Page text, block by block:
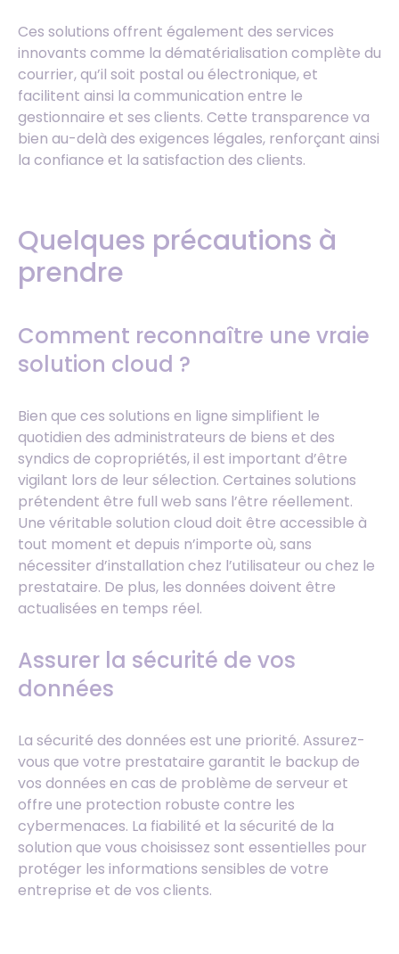
Ces solutions offrent également des services
innovants comme la dématérialisation complète du
courrier, qu’il soit postal ou électronique, et
facilitent ainsi la communication entre le
gestionnaire et ses clients. Cette transparence va
bien au-delà des exigences légales, renforçant ainsi
la confiance et la satisfaction des clients.
Quelques précautions à
prendre
Comment reconnaître une vraie
solution cloud ?
Bien que ces solutions en ligne simplifient le
quotidien des administrateurs de biens et des
syndics de copropriétés, il est important d’être
vigilant lors de leur sélection. Certaines solutions
prétendent être full web sans l’être réellement.
Une véritable solution cloud doit être accessible à
tout moment et depuis n’importe où, sans
nécessiter d’installation chez l’utilisateur ou chez le
prestataire. De plus, les données doivent être
actualisées en temps réel.
Assurer la sécurité de vos
données
La sécurité des données est une priorité. Assurez-
vous que votre prestataire garantit le backup de
vos données en cas de problème de serveur et
offre une protection robuste contre les
cybermenaces. La fiabilité et la sécurité de la
solution que vous choisissez sont essentielles pour
protéger les informations sensibles de votre
entreprise et de vos clients.